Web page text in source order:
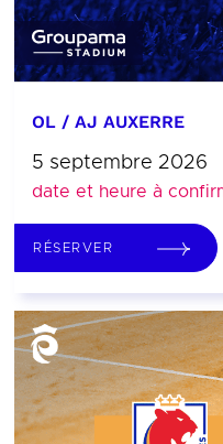
OL / AJ AUXERRE
5 septembre 2026
date et heure à
RÉSERVER